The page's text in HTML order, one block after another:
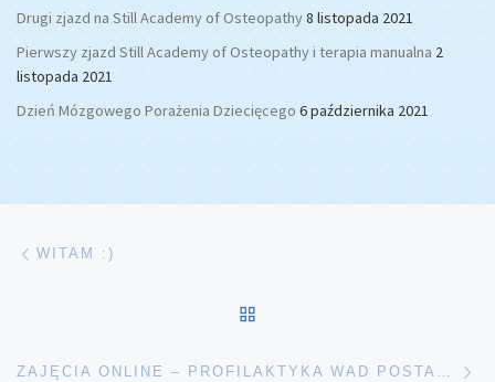
Drugi zjazd na Still Academy of Osteopathy8 listopada 2021
Pierwszy zjazd Still Academy of Osteopathy i terapia manualna 2
listopada 2021
Dzień Mózgowego Porażenia Dziecięcego 6 października 2021
Nawigacja wpisu
WITAM :)
ZAJĘCIA ONLINE – PROFILAKTYKA WAD POSTAWY U DZIECI – FIZJOTERAPIA ONLINE